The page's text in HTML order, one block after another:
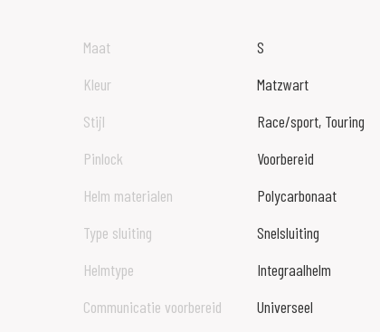
Maat
S
Kleur
Matzwart
Stijl
Race/sport, Touring
Pinlock
Voorbereid
Helm materialen
Polycarbonaat
Type sluiting
Snelsluiting
Helmtype
Integraalhelm
Communicatie voorbereid
Universeel